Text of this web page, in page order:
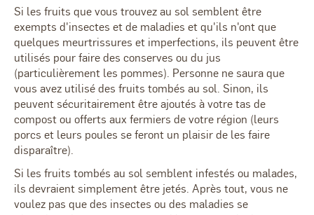
Si les fruits que vous trouvez au sol semblent être
exempts d'insectes et de maladies et qu'ils n'ont que
quelques meurtrissures et imperfections, ils peuvent être
utilisés pour faire des conserves ou du jus
(particulièrement les pommes). Personne ne saura que
vous avez utilisé des fruits tombés au sol. Sinon, ils
peuvent sécuritairement être ajoutés à votre tas de
compost ou offerts aux fermiers de votre région (leurs
porcs et leurs poules se feront un plaisir de les faire
disparaître).
Si les fruits tombés au sol semblent infestés ou malades,
ils devraient simplement être jetés. Après tout, vous ne
voulez pas que des insectes ou des maladies se